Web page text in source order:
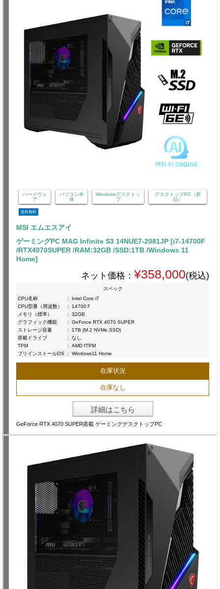
ハードウェ
ア
パソコン本
体
Windowsデスクトッ
プ
デスクトップPC（新
品）
送料無料
MSI エムエスアイ
ゲーミングPC MAG Infinite S3 14NUE7-2081JP [i7-14700F
/RTX4070SUPER /RAM:32GB /SSD:1TB /Windows 11
Home]
ネット価格： ¥358,000(税込)
スペック
CPU名称
:
Intel Core i7
CPU型番（周波数）
:
14700Ｆ
メモリ（標準）
:
32GB
グラフィック機能
:
GeForce RTX 4070 SUPER
ストレージ容量
:
1TB (M.2 NVMe SSD)
搭載ドライブ
:
なし
TPM
:
AMD fTPM
プリインストールOS : Windows11 Home
在庫状況
在庫なし
詳細はこちら
GeForce RTX 4070 SUPER搭載 ゲーミングデスクトップPC